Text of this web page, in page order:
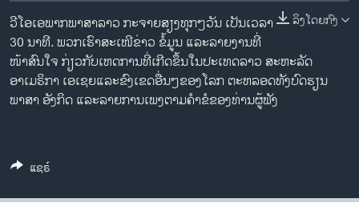
ວິທະຍາສາດ-ເທັກໂນໂລຈີ
ທຸລະກິດ
ພາສາອັງກິດ
ວີດີໂອ
ຕິດຕາມພວກເຮົາ ທີ່
ລິງໂດຍກົງ
ວີໂອເອພາກພາສາລາວ ກະຈາຍສຽງທຸກໆວັນ ເປັນເວລາ
30 ນາທີ. ພວກເຮົາສະເໜີຂ່າວ ຂໍ້ມູນ ແລະລາຍງານທີ່
ໜ້າສົນໃຈ ກ່ຽວກັບເຫດການທີ່ເກີດຂຶ້ນໃນປະເທດລາວ ສະຫະລັດ
ອາເມຣິກາ ເອເຊຍແລະຂົງເຂດອື່ນໆຂອງໂລກ ຕະຫລອດທັງບົດຮຽນ
ພາສາ ອັງກິດ ແລະລາຍການເພງຕາມຄຳຂໍຂອງທ່ານຜູ້ຟັງ
ແຊຣ໌